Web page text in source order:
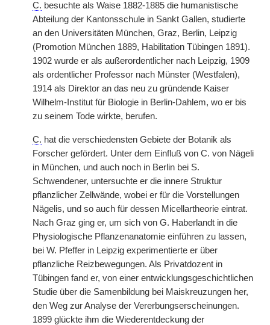
C. besuchte als Waise 1882-1885 die humanistische
Abteilung der Kantonsschule in Sankt Gallen, studierte
an den Universitäten München, Graz, Berlin, Leipzig
(Promotion München 1889, Habilitation Tübingen 1891).
1902 wurde er als außerordentlicher nach Leipzig, 1909
als ordentlicher Professor nach Münster (Westfalen),
1914 als Direktor an das neu zu gründende Kaiser
Wilhelm-Institut für Biologie in Berlin-Dahlem, wo er bis
zu seinem Tode wirkte, berufen.
C. hat die verschiedensten Gebiete der Botanik als
Forscher gefördert. Unter dem Einfluß von C. von Nägeli
in München, und auch noch in Berlin bei S.
Schwendener, untersuchte er die innere Struktur
pflanzlicher Zellwände, wobei er für die Vorstellungen
Nägelis, und so auch für dessen Micellartheorie eintrat.
Nach Graz ging er, um sich von G. Haberlandt in die
Physiologische Pflanzenanatomie einführen zu lassen,
bei W. Pfeffer in Leipzig experimentierte er über
pflanzliche Reizbewegungen. Als Privatdozent in
Tübingen fand er, von einer entwicklungsgeschichtlichen
Studie über die Samenbildung bei Maiskreuzungen her,
den Weg zur Analyse der Vererbungserscheinungen.
1899 glückte ihm die Wiederentdeckung der